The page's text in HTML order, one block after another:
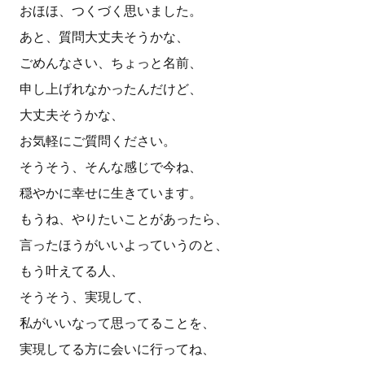
おほほ、つくづく思いました。
あと、質問大丈夫そうかな、
ごめんなさい、ちょっと名前、
申し上げれなかったんだけど、
大丈夫そうかな、
お気軽にご質問ください。
そうそう、そんな感じで今ね、
穏やかに幸せに生きています。
もうね、やりたいことがあったら、
言ったほうがいいよっていうのと、
もう叶えてる人、
そうそう、実現して、
私がいいなって思ってることを、
実現してる方に会いに行ってね、